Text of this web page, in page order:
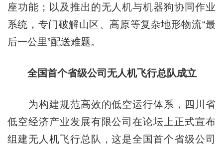
座功能；以及推出的无人机与机器狗协同作业
系统，专门破解山区、高原等复杂地形物流“最
后一公里”配送难题。
全国首个省级公司无人机飞行总队成立
为构建规范高效的低空运行体系，四川省
低空经济产业发展有限公司在论坛上正式宣布
组建无人机飞行总队，这是全国首个省级公司